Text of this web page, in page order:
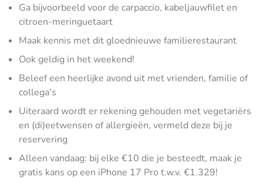
Ga bijvoorbeeld voor de carpaccio, kabeljauwfilet en
citroen-meringuetaart
Maak kennis met dit gloednieuwe familierestaurant
Ook geldig in het weekend!
Beleef een heerlijke avond uit met vrienden, familie of
collega's
Uiteraard wordt er rekening gehouden met vegetariërs
en (di)eetwensen of allergieën, vermeld deze bij je
reservering
Alleen vandaag: bij elke €10 die je besteedt, maak je
gratis kans op een iPhone 17 Pro t.w.v. €1.329!